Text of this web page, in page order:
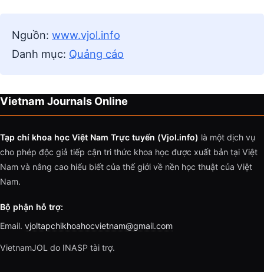
Nguồn: www.vjol.info
Danh mục: Quảng cáo
Vietnam Journals Online
Tạp chí khoa học Việt Nam Trực tuyến (Vjol.info) là một dịch vụ
cho phép độc giả tiếp cận tri thức khoa học được xuất bản tại Việt
Nam và nâng cao hiểu biết của thế giới về nền học thuật của Việt
Nam.
Bộ phận hỗ trợ:
Email. vjoltapchikhoahocvietnam@gmail.com
VietnamJOL do INASP tài trợ.